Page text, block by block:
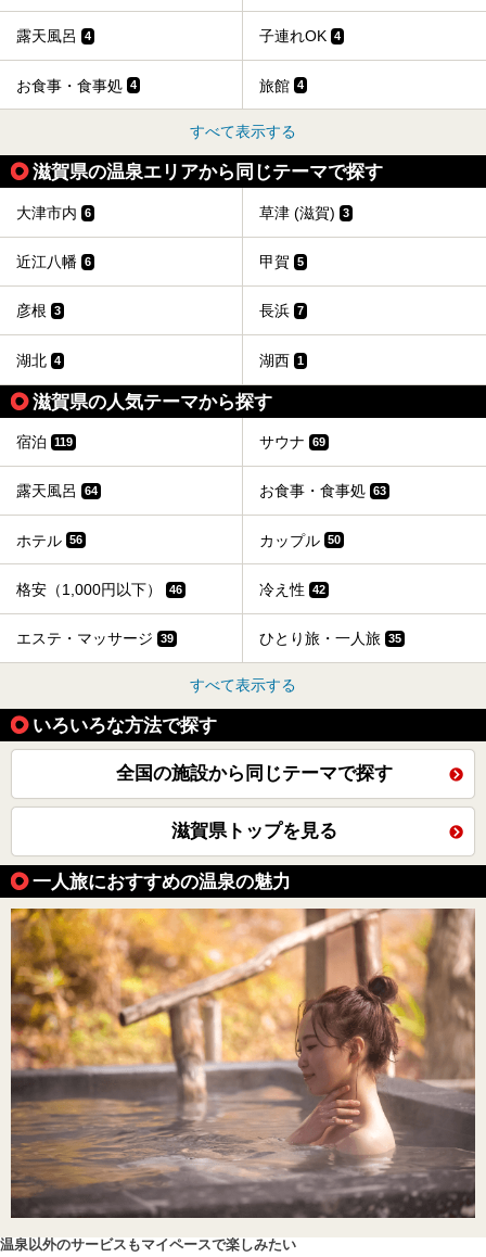
露天風呂 4 子連れOK 4
お食事・食事処 4 旅館 4
すべて表示する
滋賀県の温泉エリアから同じテーマで探す
大津市内 6 草津 (滋賀) 3
近江八幡 6 甲賀 5
彦根 3 長浜 7
湖北 4 湖西 1
滋賀県の人気テーマから探す
宿泊 119 サウナ 69
露天風呂 64 お食事・食事処 63
ホテル 56 カップル 50
格安（1,000円以下） 46 冷え性 42
エステ・マッサージ 39 ひとり旅・一人旅 35
すべて表示する
いろいろな方法で探す
全国の施設から同じテーマで探す
滋賀県トップを見る
一人旅におすすめの温泉の魅力
温泉以外のサービスもマイペースで楽しみたい